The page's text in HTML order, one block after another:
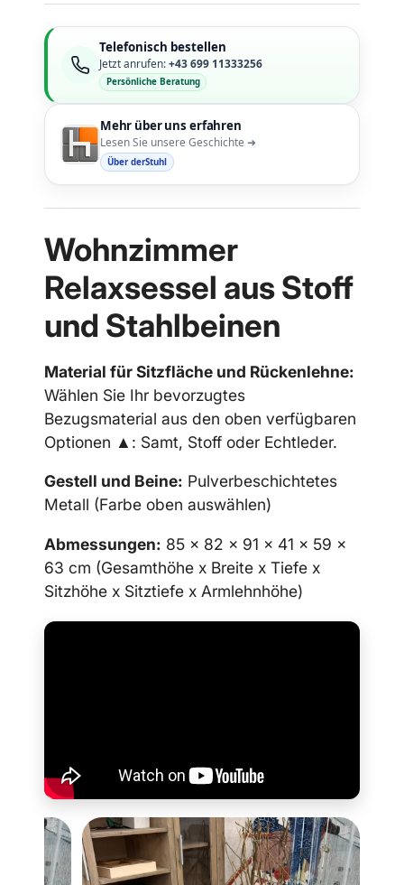
Telefonisch bestellen
Jetzt anrufen:+43 699 11333256
Persönliche Beratung
Mehr über uns erfahren
Lesen Sie unsere Geschichte ➜
Über derStuhl
Wohnzimmer
Relaxsessel aus Stoff
und Stahlbeinen
Material für Sitzfläche und Rückenlehne:
Wählen Sie Ihr bevorzugtes
Bezugsmaterial aus den oben verfügbaren
Optionen ▲: Samt, Stoff oder Echtleder.
Gestell und Beine: Pulverbeschichtetes
Metall (Farbe oben auswählen)
Abmessungen: 85 x 82 x 91 x 41 x 59 x
63 cm (Gesamthöhe x Breite x Tiefe x
Sitzhöhe x Sitztiefe x Armlehnhöhe)